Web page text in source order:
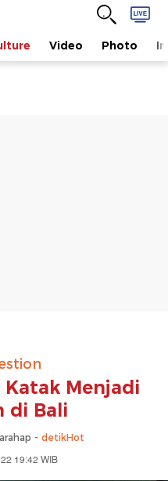
Video Photo
Katak Menjadi
di Bali
- detikHot
19:42 WIB